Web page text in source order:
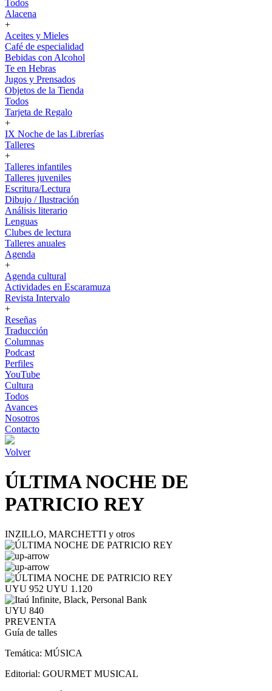
Todos
Alacena
+
Aceites y Mieles
Café de especialidad
Bebidas con Alcohol
Te en Hebras
Jugos y Prensados
Objetos de la Tienda
Todos
Tarjeta de Regalo
+
IX Noche de las Librerías
Talleres
+
Talleres infantiles
Talleres juveniles
Escritura/Lectura
Dibujo / Ilustración
Análisis literario
Lenguas
Clubes de lectura
Talleres anuales
Agenda
+
Agenda cultural
Actividades en Escaramuza
Revista Intervalo
+
Reseñas
Traducción
Columnas
Podcast
Perfiles
YouTube
Cultura
Todos
Avances
Nosotros
Contacto
Volver
ÚLTIMA NOCHE DE
PATRICIO REY
INZILLO, MARCHETTI y otros
UYU 952 UYU 1.120
UYU 840
PREVENTA
Guía de talles
Temática: MÚSICA
Editorial: GOURMET MUSICAL